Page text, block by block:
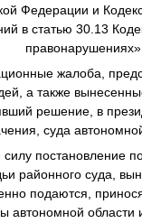
Федерации и
в статью 30.13
жалоба,
а также
решение, в
суда
постановление
районного суда,
подаются,
автономной